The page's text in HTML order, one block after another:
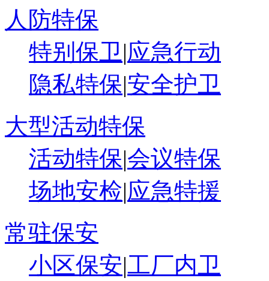
人防特保
特别保卫 |应急行动
隐私特保|安全护卫
大型活动特保
活动特保|会议特保
场地安检|应急特援
常驻保安
小区保安|工厂内卫